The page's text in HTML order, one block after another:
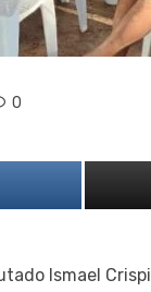
0
Ismael